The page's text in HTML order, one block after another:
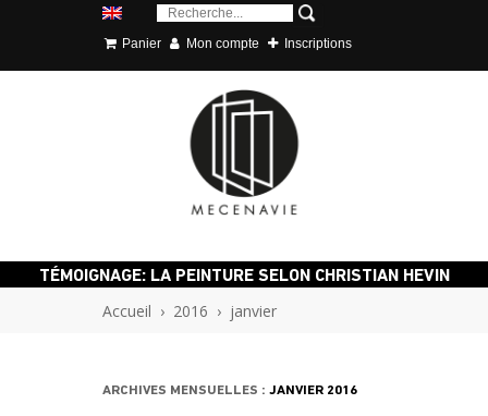
Panier Mon compte Inscriptions
TÉMOIGNAGE: LA PEINTURE SELON CHRISTIAN HEVIN
Accueil › 2016 › janvier
ARCHIVES MENSUELLES : JANVIER 2016